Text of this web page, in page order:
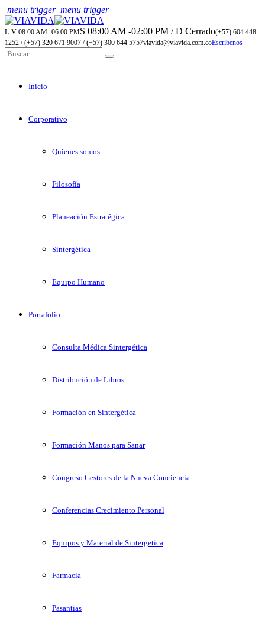
menu trigger menu trigger
L-V 08:00 AM -06:00 PMS 08:00 AM -02:00 PM / D Cerrado(+57) 604 448
1252 / (+57) 320 671 9007 / (+57) 300 644 5757viavida@viavida.com.coEscribenos
Inicio
Corporativo
Quienes somos
Filosofía
Planeación Estratégica
Sintergética
Equipo Humano
Portafolio
Consulta Médica Sintergética
Distribución de Libros
Formación en Sintergética
Formación Manos para Sanar
Congreso Gestores de la Nueva Conciencia
Conferencias Crecimiento Personal
Equipos y Material de Sintergetica
Farmacia
Pasantias